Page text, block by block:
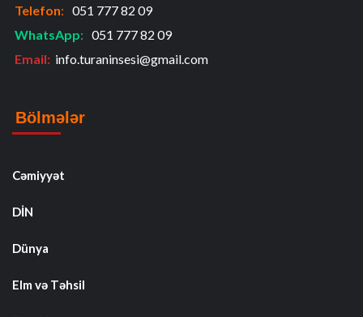
Telefon: 051 777 82 09
WhatsApp: 051 777 82 09
Email: info.turaninsesi@gmail.com
Bölmələr
Cəmiyyət
DİN
Dünya
Elm və Təhsil